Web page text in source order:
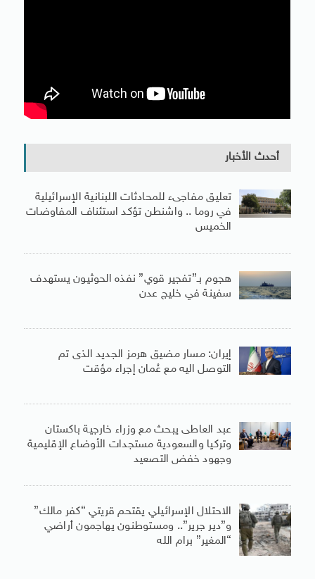
أحدث الأخبار
تعليق مفاجىء للمحادثات اللبنانية الإسرائيلية
في روما .. واشنطن تؤكد استئناف المفاوضات
الخميس
هجوم بـ”تفجير قوي” نفذه الحوثيون يستهدف
سفينة في خليج عدن
إيران: مسار مضيق هرمز الجديد الذى تم
التوصل اليه مع عُمان إجراء مؤقت
عبد العاطى يبحث مع وزراء خارجية باكستان
وتركيا والسعودية مستجدات الأوضاع الإقليمية
وجهود خفض التصعيد
الاحتلال الإسرائيلي يقتحم قريتي “كفر مالك”
و”دير جرير”.. ومستوطنون يهاجمون أراضي
“المغير” برام الله